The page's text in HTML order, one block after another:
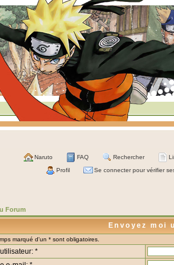
Naruto FAQ Rechercher
Profil Se connecter pour vérifier
Forum
Envoyez moi
marqué d'un * sont obligatoires.
*